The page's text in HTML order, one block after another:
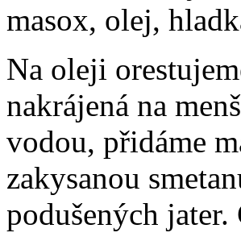
masox, olej,
Na oleji
nakrájená na
vodou, přidáme
zakysanou
podušených